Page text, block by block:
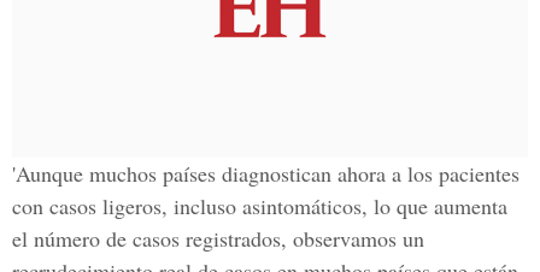
'Aunque muchos países diagnostican ahora a los pacientes
con casos ligeros, incluso asintomáticos, lo que aumenta
el número de casos registrados, observamos un